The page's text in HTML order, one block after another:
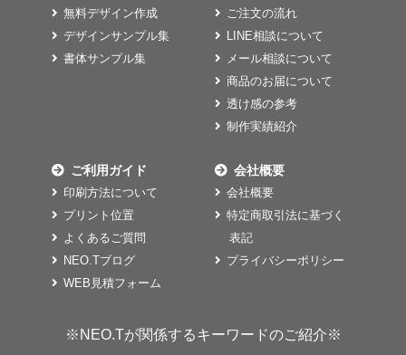
無料デザイン作成
デザインサンプル集
書体サンプル集
ご注文の流れ
LINE相談について
メール相談について
商品のお届について
透け感の参考
制作実績紹介
ご利用ガイド
印刷方法について
プリント位置
よくあるご質問
NEO.Tブログ
WEB見積フォーム
会社概要
会社概要
特定商取引法に基づく
表記
プライバシーポリシー
※NEO.Tが関係するキーワードのご紹介※